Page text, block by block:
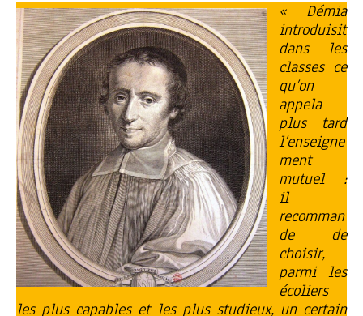
« Démia
introduisit
dans les
classes ce
qu’on
appela
plus tard
l’enseigne
ment
mutuel :
il
recomman
de de
choisir,
parmi les
écoliers
les plus capables et les plus studieux, un certain